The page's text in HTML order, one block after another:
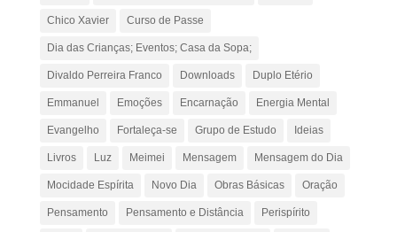
Chico Xavier Curso de Passe
Dia das Crianças; Eventos; Casa da Sopa;
Divaldo Perreira Franco Downloads Duplo Etério
Emmanuel Emoções Encarnação Energia Mental
Evangelho Fortaleça-se Grupo de Estudo Ideias
Livros Luz Meimei Mensagem Mensagem do Dia
Mocidade Espírita Novo Dia Obras Básicas Oração
Pensamento Pensamento e Distância Perispírito